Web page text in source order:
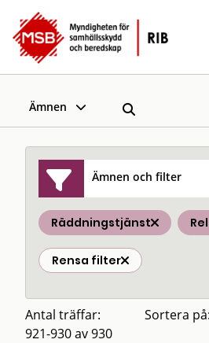
Ämnen
Ämnen och filter
Räddningstjänst
Rensa filter
Antal träffar:
921-930 av 930
Sortera på: